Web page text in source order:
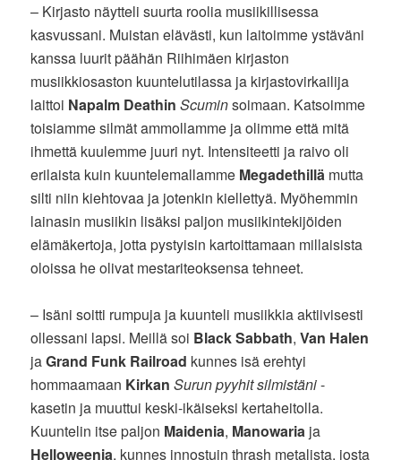
– Kirjasto näytteli suurta roolia musiikillisessa
kasvussani. Muistan elävästi, kun laitoimme ystäväni
kanssa luurit päähän Riihimäen kirjaston
musiikkiosaston kuuntelutilassa ja kirjastovirkailija
laittoi Napalm Deathin Scuminsoimaan. Katsoimme
toisiamme silmät ammollamme ja olimme että mitä
ihmettä kuulemme juuri nyt. Intensiteetti ja raivo oli
erilaista kuin kuuntelemallamme Megadethillä mutta
silti niin kiehtovaa ja jotenkin kiellettyä. Myöhemmin
lainasin musiikin lisäksi paljon musiikintekijöiden
elämäkertoja, jotta pystyisin kartoittamaan millaisista
oloissa he olivat mestariteoksensa tehneet.
– Isäni soitti rumpuja ja kuunteli musiikkia aktiivisesti
ollessani lapsi. Meillä soi Black Sabbath,Van Halen
jaGrand Funk Railroad kunnes isä erehtyi
hommaamaan Kirkan Surun pyyhit silmistäni-
kasetin ja muuttui keski-ikäiseksi kertaheitolla.
Kuuntelin itse paljon Maidenia, Manowaria ja
Helloweenia, kunnes innostuin thrash metalista, josta